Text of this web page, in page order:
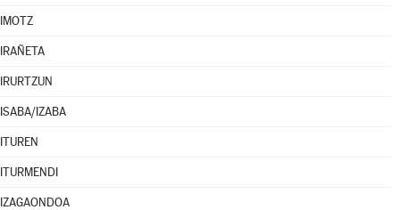
IMOTZ
IRAÑETA
IRURTZUN
ISABA/IZABA
ITUREN
ITURMENDI
IZAGAONDOA